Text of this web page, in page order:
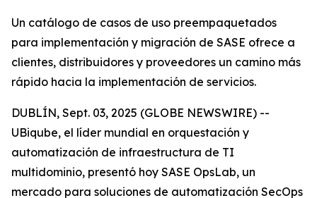
Un catálogo de casos de uso preempaquetados
para implementación y migración de SASE ofrece a
clientes, distribuidores y proveedores un camino más
rápido hacia la implementación de servicios.
DUBLÍN, Sept. 03, 2025 (GLOBE NEWSWIRE) --
UBiqube, el líder mundial en orquestación y
automatización de infraestructura de TI
multidominio, presentó hoy SASE OpsLab, un
mercado para soluciones de automatización SecOps